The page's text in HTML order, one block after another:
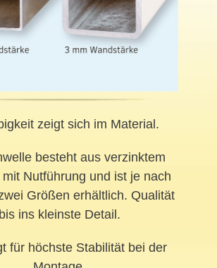
zeigt sich im Material.
besteht aus verzinktem
Nutführung und ist je nach
Größen erhältlich. Qualität
bis ins kleinste Detail.
für höchste Stabilität bei der